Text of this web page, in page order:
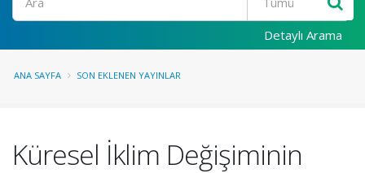
Detaylı Arama
ANA SAYFA SON EKLENEN YAYINLAR
Küresel İklim Değişiminin